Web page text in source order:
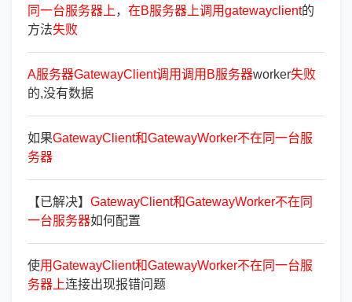
同一台服务器 上 ， 在B服务器 上调 用gatewayclient的
方法失败
A服务器GatewayClient调 用调 用 B服务器worker失败
的,没有数据
如果GatewayClient和GatewayWorker不在 同一台服
务器
【已解决】 GatewayClient和GatewayWorker不在 同
一台服务器如何配置
使用GatewayClient和GatewayWorker不在 同一台服
务器 上连接出现报错问题